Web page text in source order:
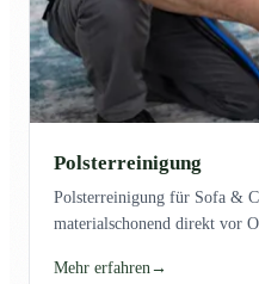
Polsterreinigung
Polsterreinigung für Sofa &
materialschonend direkt vor
Mehr erfahren→